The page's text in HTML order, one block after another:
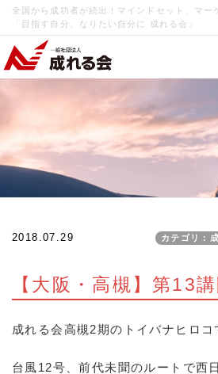
全国から成功者が続出！マインドセット、マー
「目指す自分、なりたい自分に 成れる会」
2018.07.29 カテゴリ：
【大阪・高槻】第13
成れる会高槻2期のトイバナヒロコ
台風12号、前代未聞のルートで西